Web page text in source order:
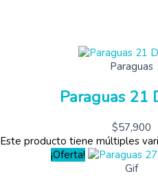
Paraguas
Paraguas 21
$57,900
Este producto tiene múltiples
¡Oferta!
Gif